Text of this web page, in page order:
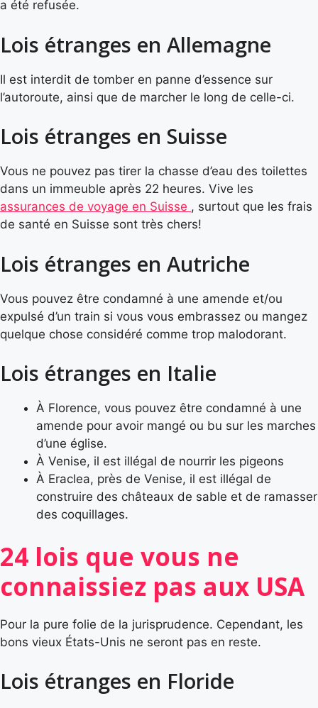
a été refusée.
Lois étranges en Allemagne
Il est interdit de tomber en panne d’essence sur
l’autoroute, ainsi que de marcher le long de celle-ci.
Lois étranges en Suisse
Vous ne pouvez pas tirer la chasse d’eau des toilettes
dans un immeuble après 22 heures. Vive les
assurances de voyage en Suisse , surtout que les frais
de santé en Suisse sont très chers!
Lois étranges en Autriche
Vous pouvez être condamné à une amende et/ou
expulsé d’un train si vous vous embrassez ou mangez
quelque chose considéré comme trop malodorant.
Lois étranges en Italie
À Florence, vous pouvez être condamné à une
amende pour avoir mangé ou bu sur les marches
d’une église.
À Venise, il est illégal de nourrir les pigeons
À Eraclea, près de Venise, il est illégal de
construire des châteaux de sable et de ramasser
des coquillages.
24 lois que vous ne
connaissiez pas aux USA
Pour la pure folie de la jurisprudence. Cependant, les
bons vieux États-Unis ne seront pas en reste.
Lois étranges en Floride